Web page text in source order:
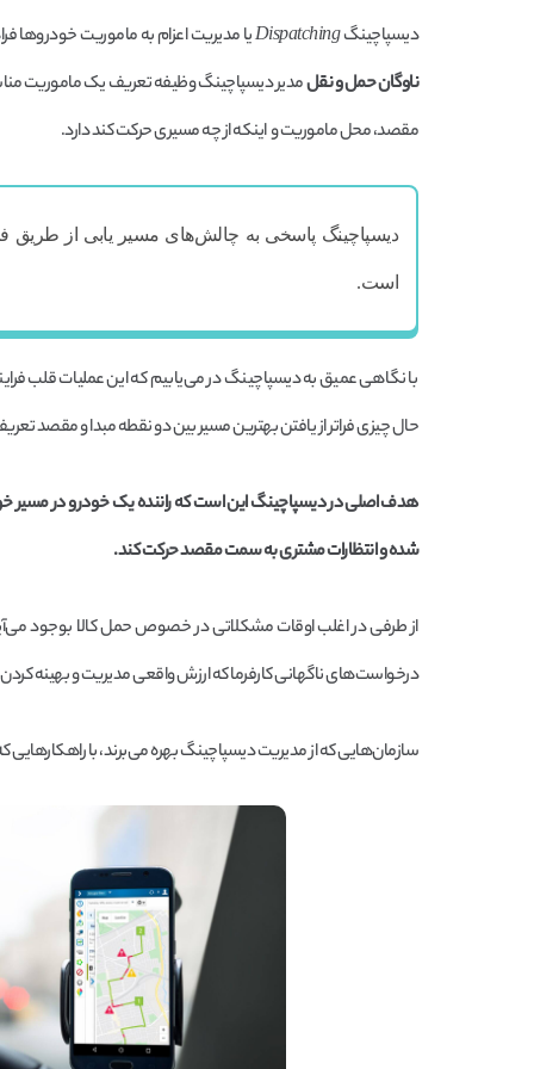
دیسپاچینگDispatchingیا مدیریت اعزام به ماموریت
ناوگان حمل و نقلمدیر دیسپاچینگ وظیفه تعریف یک ماموریت
مقصد، محل ماموریت و اینکه از چه مسیری حرکت کند دارد.
دیسپاچینگ پاسخی به چالش‌های مسیر یابی از طریق
است.
با نگاهی عمیق به دیسپاچینگ در می‌یابیم که این عملیات قلب
حال چیزی فراتر از یافتن بهترین مسیر بین دو نقطه مبدا و مقصد
هدف اصلی در دیسپاچینگ این است که راننده یک خودرو در مسیر
شده و انتظارات مشتری به سمت مقصد حرکت کند.
از طرفی در اغلب اوقات مشکلاتی در خصوص حمل کالا بوجود
درخواست‌های ناگهانی کارفرما که ارزش واقعی مدیریت و
سازمان‌هایی که از مدیریت دیسپاچینگ بهره می‌برند، با